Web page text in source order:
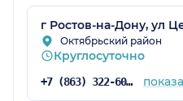
г Ростов-на-Дону, ул
Октябрьский район
Круглосуточно
+7 (863) 322-60-80